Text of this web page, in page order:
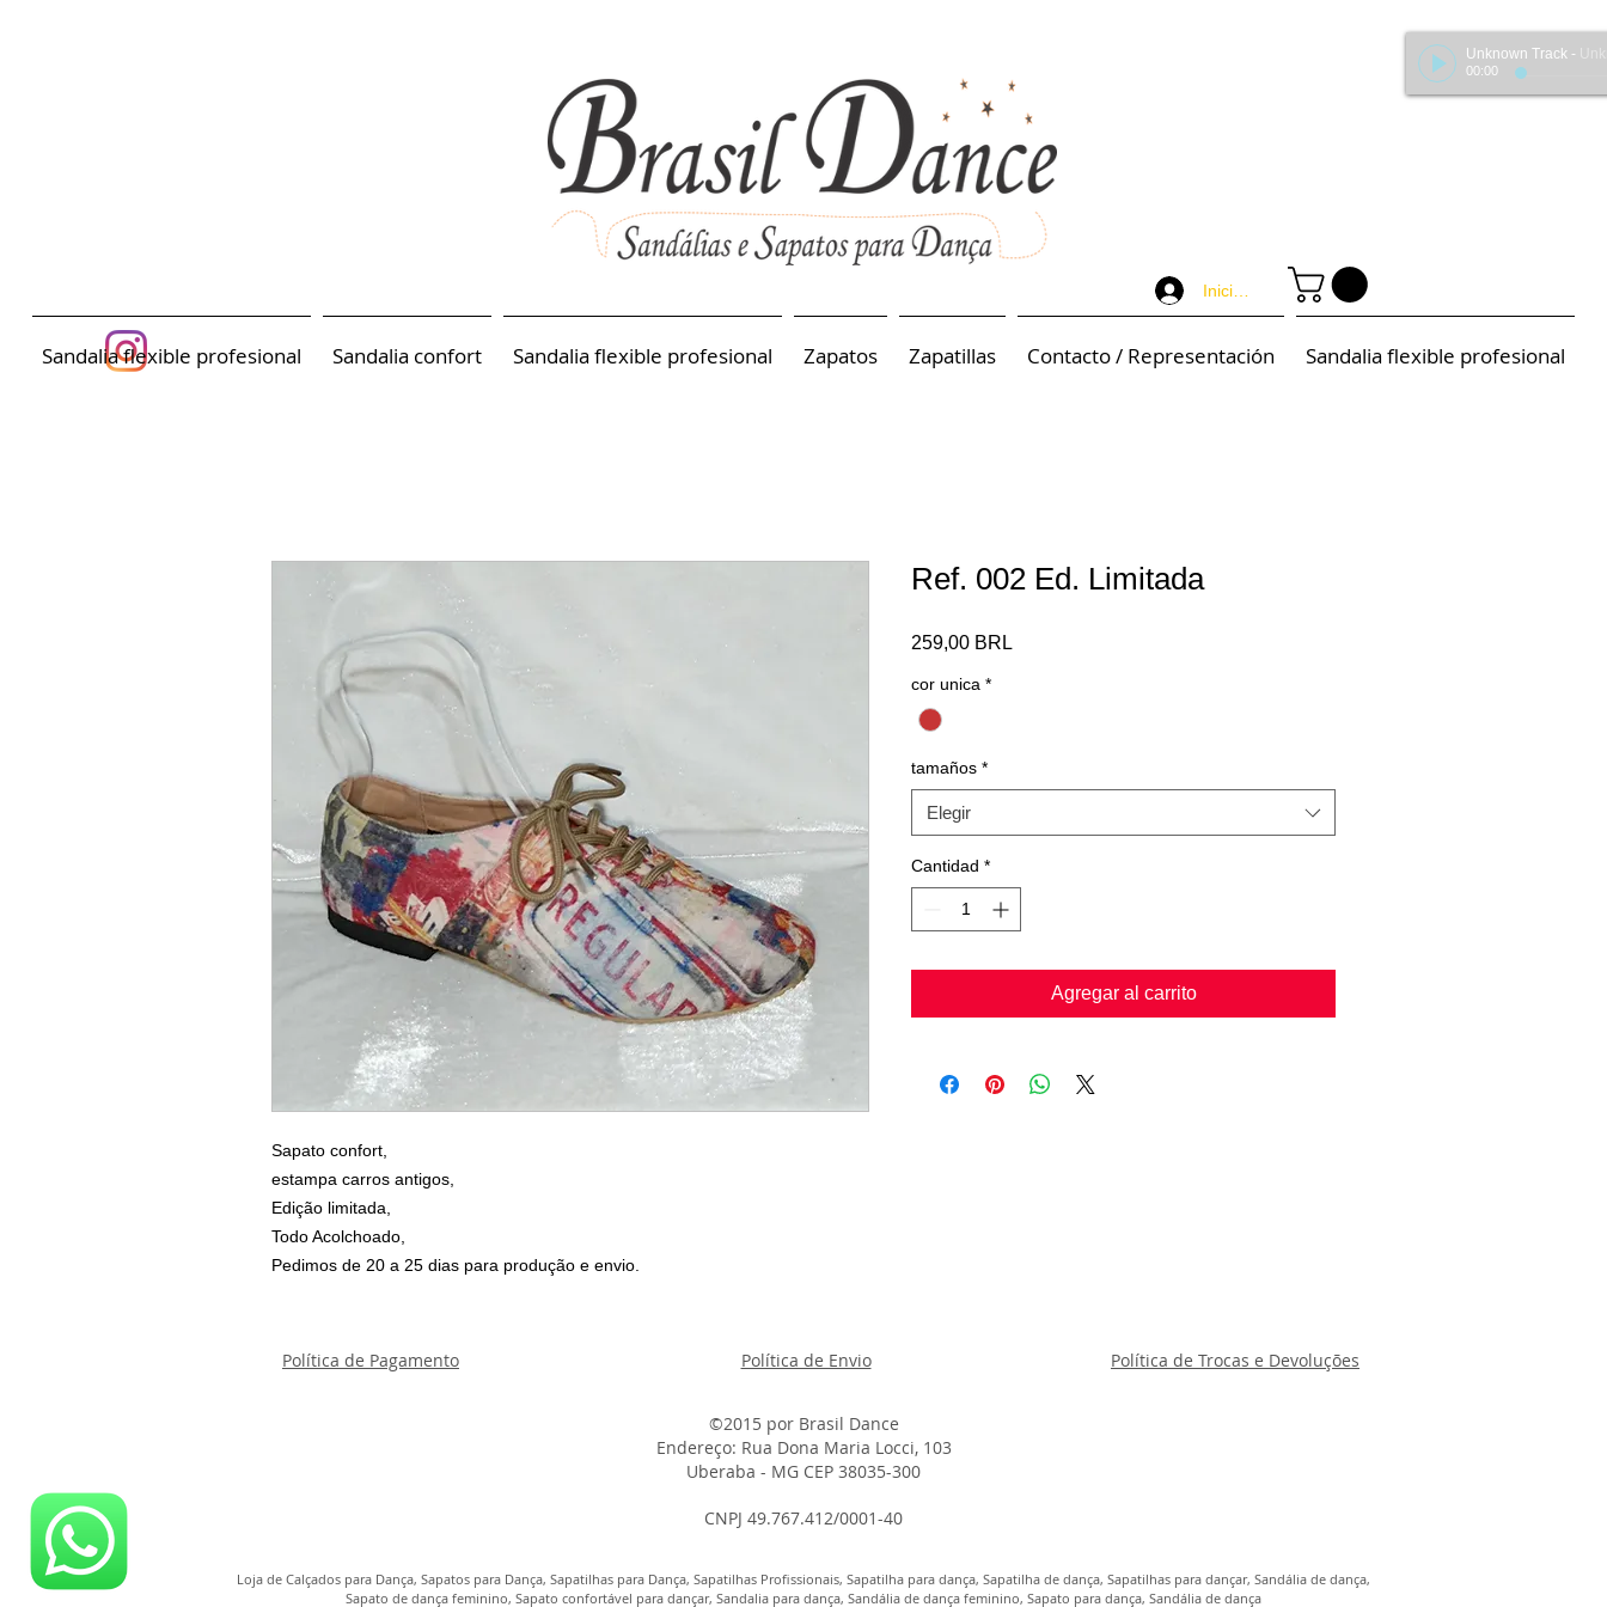
Unknown Track -
00:00
Iniciar sesión
Sandalia flexible profesional Sandalia confort Sandalia flexible profesional Zapatos Zapatillas Contacto / Representación Sandalia flexible profesional
Sapato confort,
estampa carros antigos,
Edição limitada,
Todo Acolchoado,
Pedimos de 20 a 25 dias para produção e envio.
Ref. 002 Ed. Limitada
259,00 BRL
cor unica *
tamaños *
Elegir
Cantidad *
Agregar al carrito
Política de Pagamento Política de Envio Política de Trocas e Devoluções
©2015 por Brasil Dance
Endereço: Rua Dona Maria Locci, 103
Uberaba - MG CEP 38035-300
CNPJ 49.767.412/0001-40
Loja de Calçados para Dança, Sapatos para Dança, Sapatilhas para Dança, Sapatilhas Profissionais, Sapatilha para dança, Sapatilha de dança, Sapatilhas para dançar, Sandália de dança,
Sapato de dança feminino, Sapato confortável para dançar, Sandalia para dança, Sandália de dança feminino, Sapato para dança, Sandália de dança